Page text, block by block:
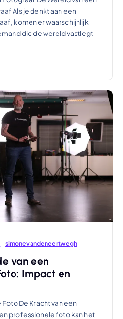
Als je denkt aan een
komen er waarschijnlijk
die de wereld vastlegt
simonevandeneertwegh
van een
Impact en
De Kracht van een
professionele foto kan het